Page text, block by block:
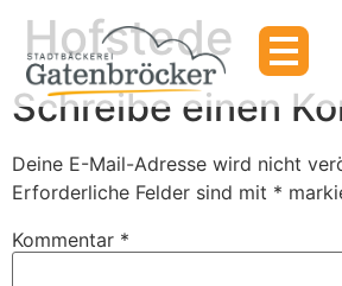
Hofstede
Schreibe einen
Deine E-Mail-Adresse wird nicht
Erforderliche Felder sind mit *
Kommentar *